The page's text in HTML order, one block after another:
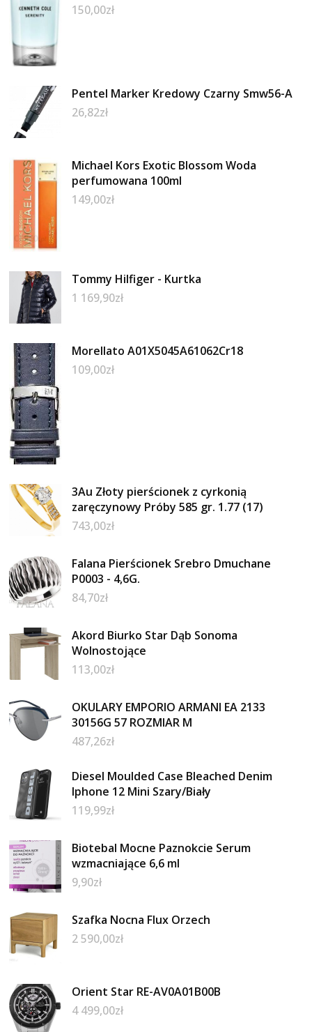
150,00zł
Pentel Marker Kredowy Czarny Smw56-A
26,82zł
Michael Kors Exotic Blossom Woda
perfumowana 100ml
149,00zł
Tommy Hilfiger - Kurtka
1 169,90zł
Morellato A01X5045A61062Cr18
109,00zł
3Au Złoty pierścionek z cyrkonią
zaręczynowy Próby 585 gr. 1.77 (17)
743,00zł
Falana Pierścionek Srebro Dmuchane
P0003 - 4,6G.
84,70zł
Akord Biurko Star Dąb Sonoma
Wolnostojące
113,00zł
OKULARY EMPORIO ARMANI EA 2133
30156G 57 ROZMIAR M
487,26zł
Diesel Moulded Case Bleached Denim
Iphone 12 Mini Szary/Biały
119,99zł
Biotebal Mocne Paznokcie Serum
wzmacniające 6,6 ml
9,90zł
Szafka Nocna Flux Orzech
2 590,00zł
Orient Star RE-AV0A01B00B
4 499,00zł